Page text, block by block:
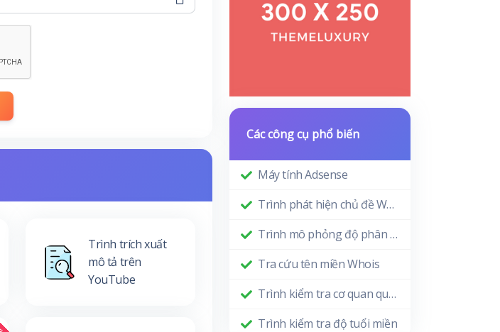
Trình trích xuất
mô tả trên
YouTube
Các công cụ phổ biến
Máy tính Adsense
Trình phát hiện chủ đề WordPress
Trình mô phỏng độ phân giải màn hình
Tra cứu tên miền Whois
Trình kiểm tra cơ quan quản lý miền
Trình kiểm tra độ tuổi miền